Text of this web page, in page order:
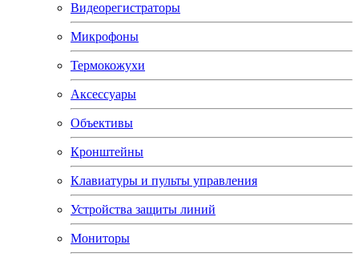
Видеорегистраторы
Микрофоны
Термокожухи
Аксессуары
Объективы
Кронштейны
Клавиатуры и пульты управления
Устройства защиты линий
Мониторы